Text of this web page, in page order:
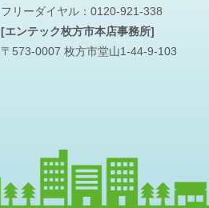
フリーダイヤル： 0120-921-338
[エンテック枚方市本店事務所]
〒573-0007 枚方市堂山1-44-9-103